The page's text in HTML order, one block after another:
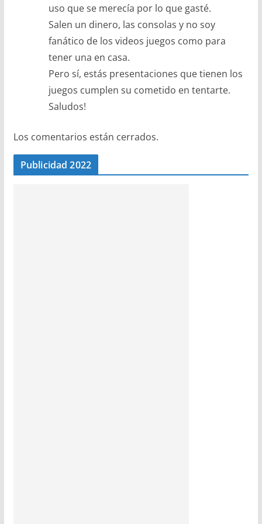
uso que se merecía por lo que gasté.
Salen un dinero, las consolas y no soy
fanático de los videos juegos como para
tener una en casa.
Pero sí, estás presentaciones que tienen los
juegos cumplen su cometido en tentarte.
Saludos!
Los comentarios están cerrados.
Publicidad 2022